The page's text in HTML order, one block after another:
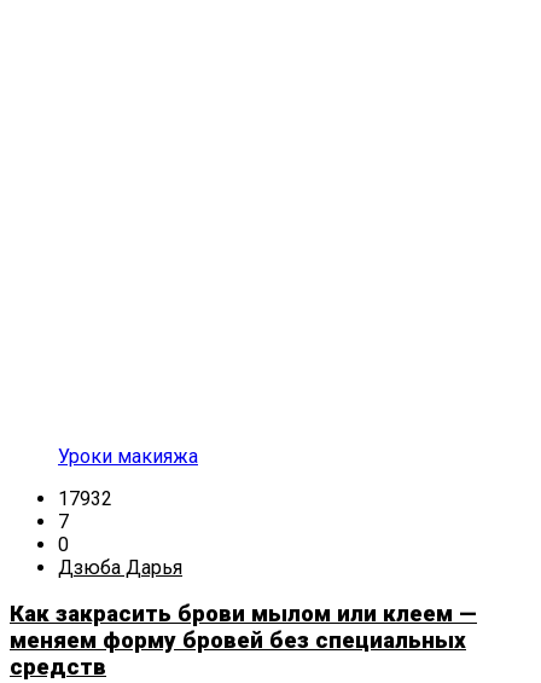
Уроки макияжа
17932
7
0
Дзюба Дарья
Как закрасить брови мылом или клеем —
меняем форму бровей без специальных
средств